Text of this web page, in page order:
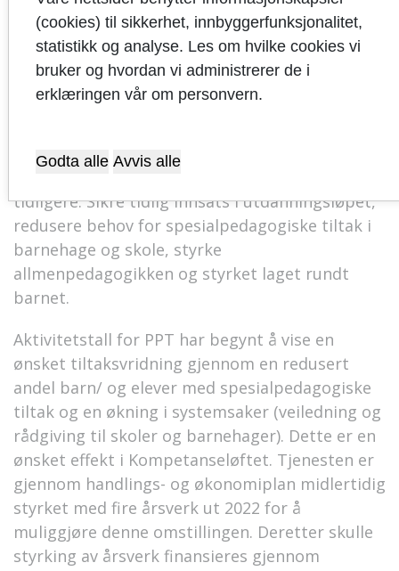
Implementering av praksis som møter dette
lovkravet er også en del av kommunens
aktiviteter i Oppvekstreformen.
I løpet av 2023 går prosjektet
tidligere. Sikre tidlig innsats i utdanningsløpet,
redusere behov for spesialpedagogiske tiltak i
barnehage og skole, styrke
allmenpedagogikken og styrket laget rundt
barnet.
Aktivitetstall for PPT har begynt å vise en
ønsket tiltaksvridning gjennom en redusert
andel barn/ og elever med spesialpedagogiske
tiltak og en økning i systemsaker (veiledning og
rådgiving til skoler og barnehager). Dette er en
ønsket effekt i Kompetanseløftet. Tjenesten er
gjennom handlings- og økonomiplan midlertidig
styrket med fire årsverk ut 2022 for å
muliggjøre denne omstillingen. Deretter skulle
styrking av årsverk finansieres gjennom
(cookies) til sikkerhet, innbyggerfunksjonalitet,
statistikk og analyse. Les om hvilke cookies vi
bruker og hvordan vi administrerer de i
erklæringen vår om personvern.
Godta alle Avvis alle